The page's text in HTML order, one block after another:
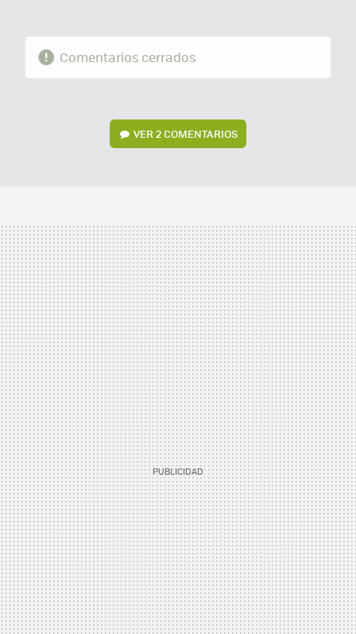
Comentarios cerrados
VER2 COMENTARIOS